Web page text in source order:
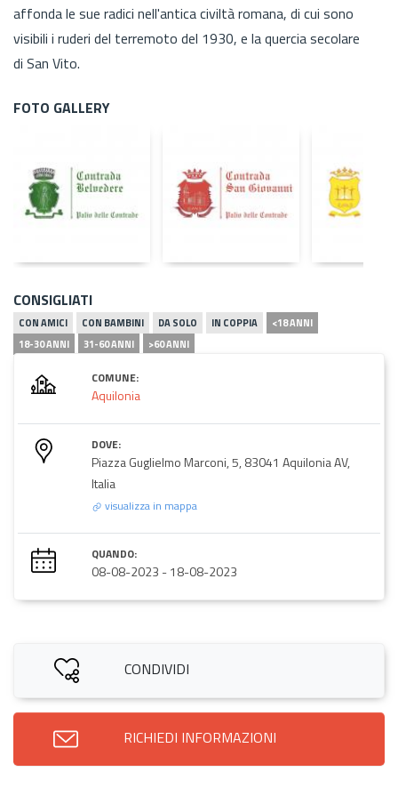
affonda le sue radici nell'antica civiltà romana, di cui sono
visibili i ruderi del terremoto del 1930, e la quercia secolare
di San Vito.
FOTO GALLERY
CONSIGLIATI
CON AMICI CON BAMBINI DA SOLO IN COPPIA
<18 ANNI
18-30 ANNI
31-60 ANNI >60 ANNI
COMUNE:
Aquilonia
DOVE:
Piazza Guglielmo Marconi, 5, 83041 Aquilonia AV,
Italia
visualizza in mappa
QUANDO:
08-08-2023 -18-08-2023
CONDIVIDI
RICHIEDI INFORMAZIONI